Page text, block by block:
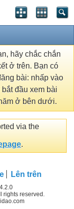
hãy chắc chắn
ở trên. Bạn có
bài: nhấp vào
đầu xem bài
ở bên dưới.
via the
.
Lên trên
reserved.